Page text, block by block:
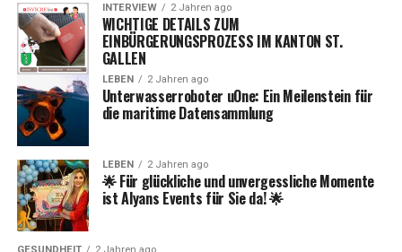
Kapazitätserhöhung für Türkei-Reisen
kommenden Jahr plant das Unternehmen, seine
Kapazitäten für Türkei-Reisen zu verdoppeln und auf
300.000 Passagiere zu erhöhen.
Hauptflugpartner und Branchenausblick
Hauptflugpartner von Bentour Reisen sind SunExpress,
Corendon und Edelweiss Airlines. Zudem wird erwartet,
dass die Branche in Zukunft noch sorgfältiger mit
Billigangeboten umgehen wird.
INTERVIEW 2 Jahren ago
WICHTIGE DETAILS ZUM
EINBÜRGERUNGSPROZESS IM KANTON ST.
GALLEN
LEBEN 2 Jahren ago
Unterwasserroboter uOne: Ein Meilenstein für
die maritime Datensammlung
LEBEN 2 Jahren ago
🌟 Für glückliche und unvergessliche Momente
ist Alyans Events für Sie da! 🌟